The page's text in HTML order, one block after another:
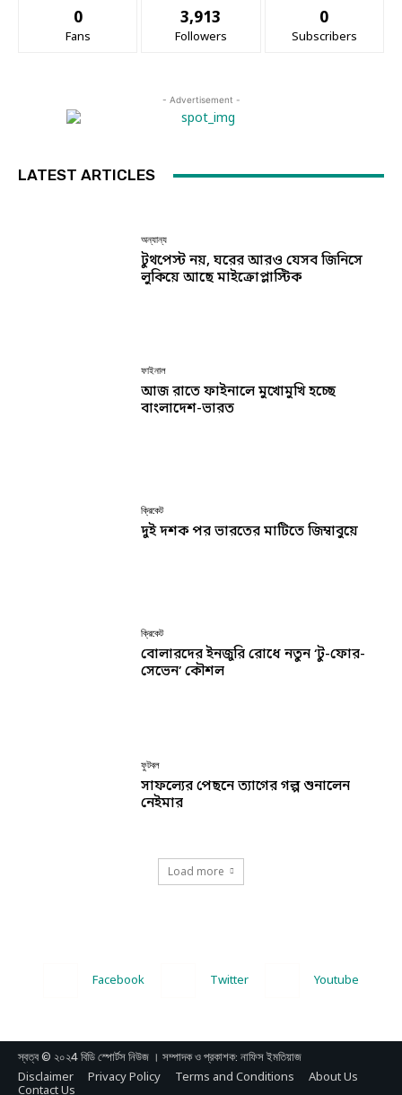
0
Fans
3,913
Followers
0
Subscribers
- Advertisement -
LATEST ARTICLES
অন্যান্য
টুথপেস্ট নয়, ঘরের আরও যেসব জিনিসে
লুকিয়ে আছে মাইক্রোপ্লাস্টিক
ফাইনাল
আজ রাতে ফাইনালে মুখোমুখি হচ্ছে
বাংলাদেশ-ভারত
ক্রিকেট
দুই দশক পর ভারতের মাটিতে জিম্বাবুয়ে
ক্রিকেট
বোলারদের ইনজুরি রোধে নতুন ‘টু-ফোর-
সেভেন’ কৌশল
ফুটবল
সাফল্যের পেছনে ত্যাগের গল্প শুনালেন
নেইমার
Load more
Facebook Twitter Youtube
স্বত্ব © ২০২4 বিডি স্পোর্টস নিউজ । সম্পাদক ও প্রকাশক: নাফিস ইমতিয়াজ
Disclaimer Privacy Policy Terms and Conditions
About Us
Contact Us